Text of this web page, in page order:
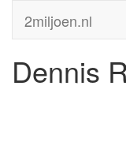
2miljoen.nl
Dennis